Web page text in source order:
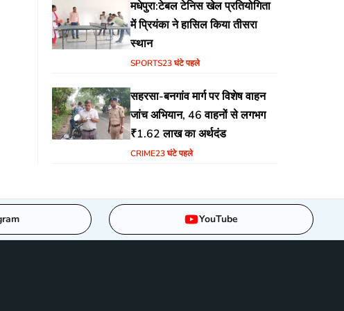
मधेपुरा:टेबल टेनिस खेल प्रतियोगिता
में प्रियंका ने हासिल किया तीसरा
स्थान
SPORTS23 घंटे पहले
सहरसा-बनगांव मार्ग पर विशेष वाहन
जांच अभियान, 46 वाहनों से लगभग
₹1.62 लाख का अर्थदंड
CRIME23 घंटे पहले
YouTube